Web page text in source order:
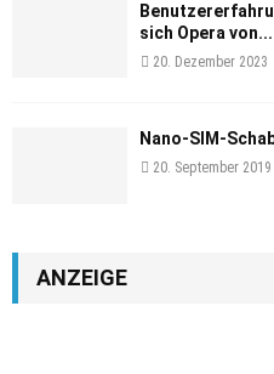
sich Opera von...
20. Dezember 2023
Nano-SIM-
20. September 2019
ANZEIGE